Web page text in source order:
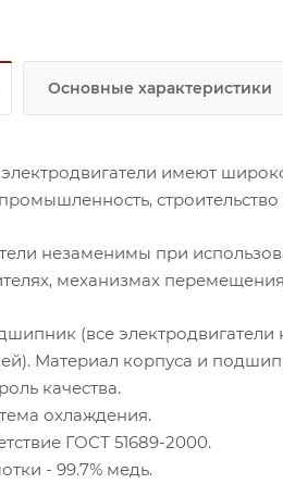
Основные характеристики
имеют
строительство
незаменимы при
механизмах
(все
Материал корпуса и
качества.
охлаждения.
ГОСТ 51689-2000.
- 99.7% медь.